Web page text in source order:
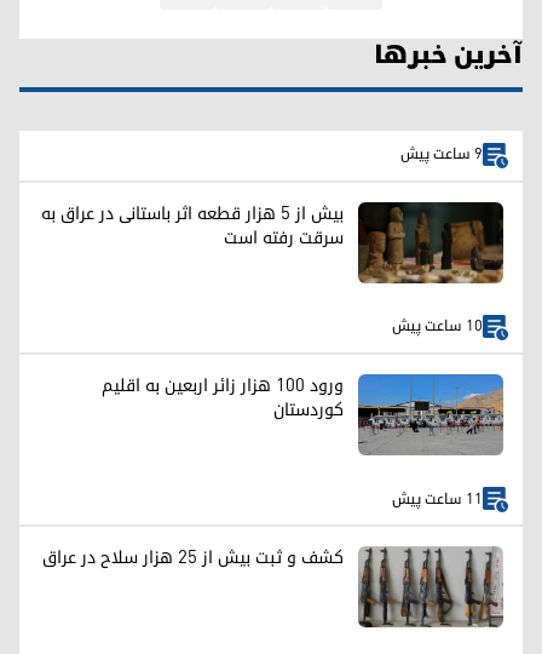
آخرین خبرها
9 ساعت پیش
بیش از ۵ هزار قطعه اثر باستانی در عراق به
سرقت رفته است
10 ساعت پیش
ورود ۱۰۰ هزار زائر اربعین به اقلیم
کوردستان
11 ساعت پیش
کشف و ثبت بیش از ۲۵ هزار سلاح در عراق